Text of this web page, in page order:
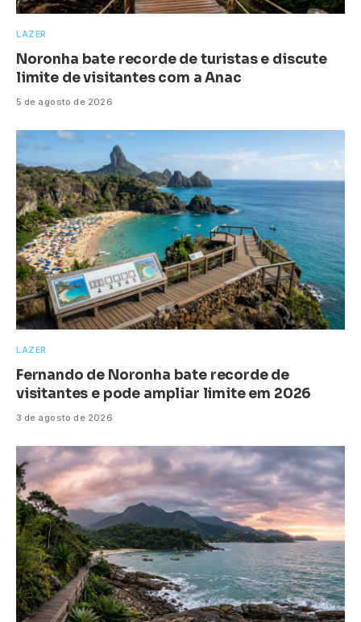
LAZER
Noronha bate recorde de turistas e discute
limite de visitantes com a Anac
5 de agosto de 2026
LAZER
Fernando de Noronha bate recorde de
visitantes e pode ampliar limite em 2026
3 de agosto de 2026